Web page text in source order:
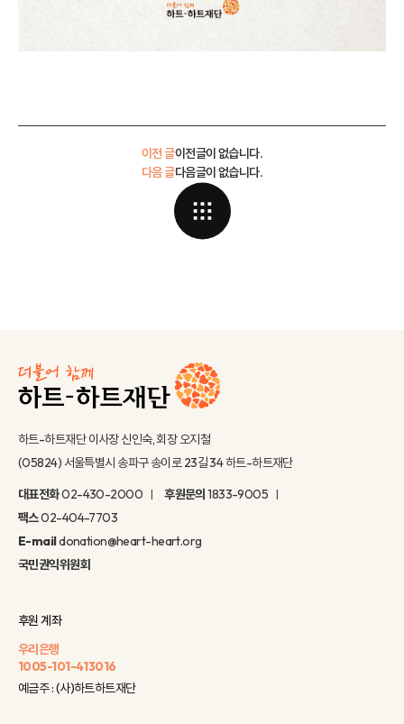
이전 글이전글이 없습니다.
다음글이 없습니다.
다음 글
하트-하트재단 이사장 신인숙, 회장 오지철
(05824) 서울특별시 송파구 송이로 23길 34 하트-하트재단
대표전화02-430-2000 후원문의1833-9005
팩스02-404-7703
E-maildonation@heart-heart.org
국민권익위원회
후원 계좌
우리은행
1005-101-413016
예금주 : (사)하트하트재단